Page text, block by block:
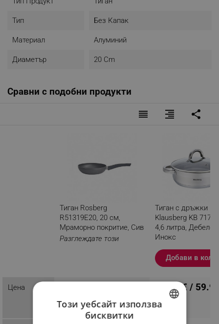
Тип Без Капак
Материал Алуминий
Диаметър 20 Cm
Сравни с подобни продукти
reorder format_align_right share
Тиган Rosberg
R51319E20, 20 см,
Mраморно покритие, Сив
Разглеждате този
Тиган с дръжки и
Klausberg KB
4,6 литра, Дебело
Инокс
Добави в
Цена 30.67 € /
Този уебсайт използва
бисквитки